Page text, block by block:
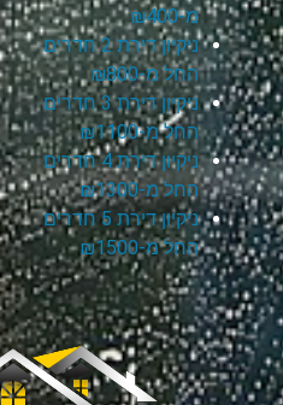
מ-₪400
ניקיון דירת 2 חדרים
החל מ-₪800
ניקיון דירת 3 חדרים
החל מ-₪1100
ניקיון דירת 4 חדרים
החל מ-₪1300
ניקיון דירת 5 חדרים
החל מ-₪1500